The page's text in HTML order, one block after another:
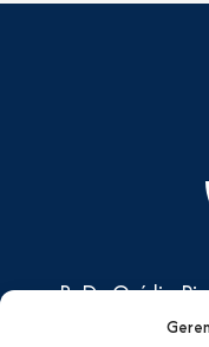
R. Dr. Ovídio
César, São